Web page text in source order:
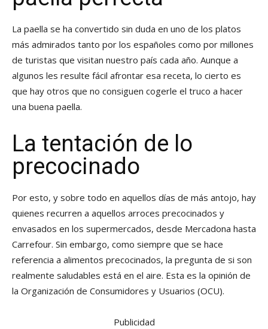
La paella se ha convertido sin duda en uno de los platos
más admirados tanto por los españoles como por millones
de turistas que visitan nuestro país cada año. Aunque a
algunos les resulte fácil afrontar esa receta, lo cierto es
que hay otros que no consiguen cogerle el truco a hacer
una buena paella.
La tentación de lo
precocinado
Por esto, y sobre todo en aquellos días de más antojo, hay
quienes recurren a aquellos arroces precocinados y
envasados en los supermercados, desde Mercadona hasta
Carrefour. Sin embargo, como siempre que se hace
referencia a alimentos precocinados, la pregunta de si son
realmente saludables está en el aire. Esta es la opinión de
la Organización de Consumidores y Usuarios (OCU).
Publicidad